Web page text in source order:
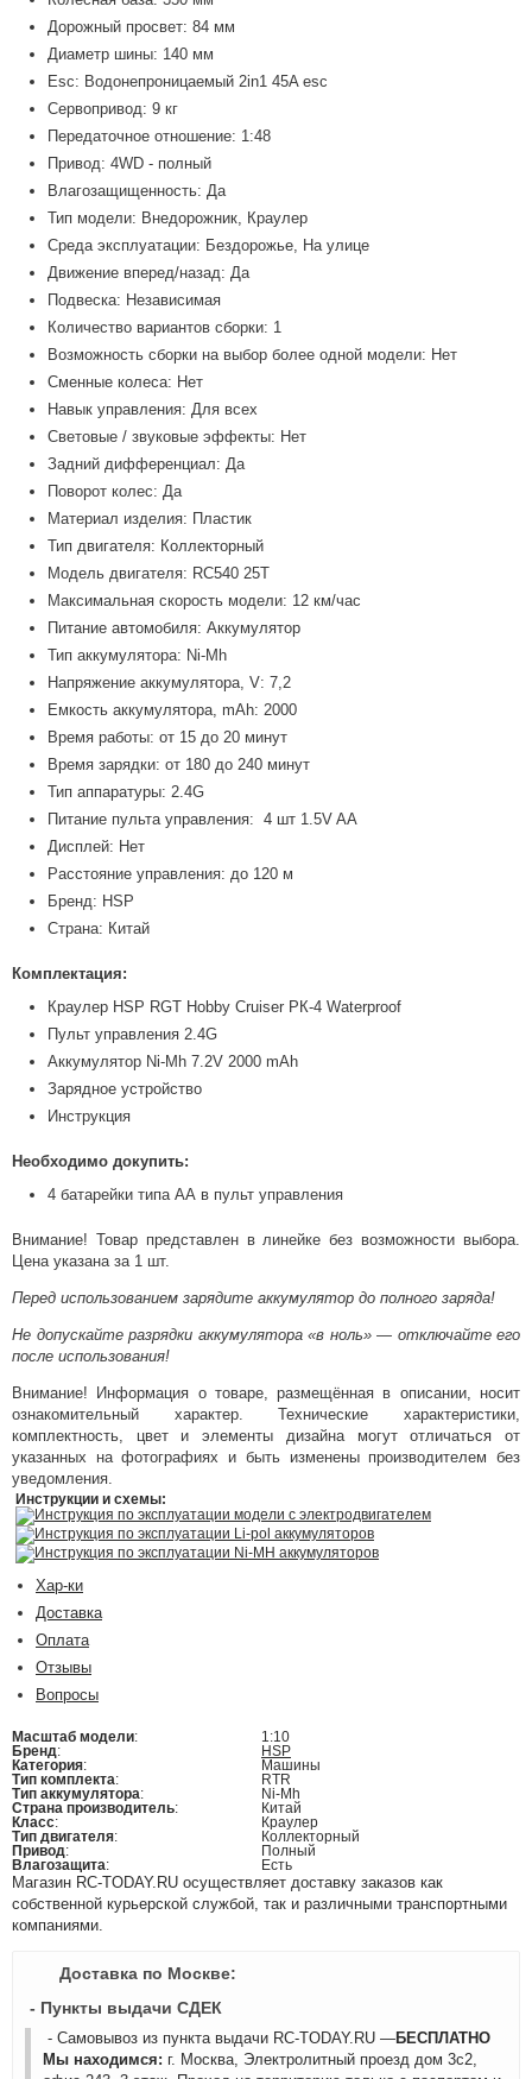
Дорожный просвет: 84 мм
Диаметр шины: 140 мм
Esc: Водонепроницаемый 2in1 45A esc
Сервопривод: 9 кг
Передаточное отношение: 1:48
Привод: 4WD - полный
Влагозащищенность: Да
Тип модели: Внедорожник, Краулер
Среда эксплуатации: Бездорожье, На улице
Движение вперед/назад: Да
Подвеска: Независимая
Количество вариантов сборки: 1
Возможность сборки на выбор более одной модели: Нет
Сменные колеса: Нет
Навык управления: Для всех
Световые / звуковые эффекты: Нет
Задний дифференциал: Да
Поворот колес: Да
Материал изделия: Пластик
Тип двигателя: Коллекторный
Модель двигателя: RC540 25T
Максимальная скорость модели: 12 км/час
Питание автомобиля: Аккумулятор
Тип аккумулятора: Ni-Mh
Напряжение аккумулятора, V: 7,2
Емкость аккумулятора, mAh: 2000
Время работы: от 15 до 20 минут
Время зарядки: от 180 до 240 минут
Тип аппаратуры: 2.4G
Питание пульта управления: 4 шт 1.5V AA
Дисплей: Нет
Расстояние управления: до 120 м
Бренд: HSP
Страна: Китай
Комплектация:
Краулер HSP RGT Hobby Cruiser РК-4 Waterproof
Пульт управления 2.4G
Аккумулятор Ni-Mh 7.2V 2000 mAh
Зарядное устройство
Инструкция
Необходимо докупить:
4 батарейки типа АА в пульт управления
Внимание! Товар представлен в линейке без возможности выбора.
Цена указана за 1 шт.
Перед использованием зарядите аккумулятор до полного заряда!
Не допускайте разрядки аккумулятора «в ноль» — отключайте его
после использования!
Внимание! Информация о товаре, размещённая в описании, носит
ознакомительный характер. Технические характеристики,
комплектность, цвет и элементы дизайна могут отличаться от
указанных на фотографиях и быть изменены производителем без
уведомления.
Инструкции и схемы:
Инструкция по эксплуатации модели с электродвигателем
Инструкция по эксплуатации Li-pol аккумуляторов
Инструкция по эксплуатации Ni-MH аккумуляторов
Хар-ки
Доставка
Оплата
Отзывы
Вопросы
Масштаб модели:
1:10
Бренд:
HSP
Категория:
Машины
Тип комплекта:
RTR
Тип аккумулятора:
Ni-Mh
Страна производитель:
Китай
Класс:
Краулер
Тип двигателя:
Коллекторный
Привод:
Полный
Влагозащита: Есть
Магазин RC-TODAY.RU осуществляет доставку заказов как
собственной курьерской службой, так и различными транспортными
компаниями.
Доставка по Москве:
- Пункты выдачи СДЕК
- Самовывоз из пункта выдачи RC-TODAY.RU —БЕСПЛАТНО
Мы находимся: г. Москва, Электролитный проезд дом 3с2,